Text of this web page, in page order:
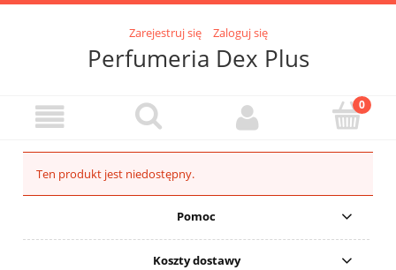
Zarejestruj się Zaloguj się
Perfumeria Dex Plus
Ten produkt jest niedostępny.
Pomoc
Koszty dostawy